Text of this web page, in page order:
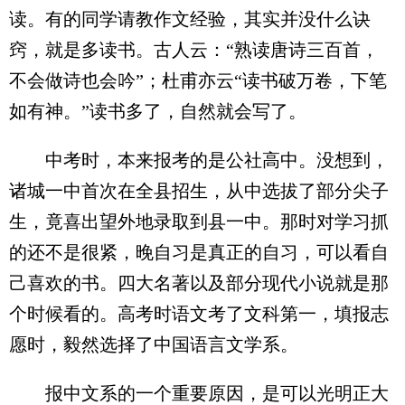
读。有的同学请教作文经验，其实并没什么诀
窍，就是多读书。古人云：“熟读唐诗三百首，
不会做诗也会吟”；杜甫亦云“读书破万卷，下笔
如有神。”读书多了，自然就会写了。
中考时，本来报考的是公社高中。没想到，
诸城一中首次在全县招生，从中选拔了部分尖子
生，竟喜出望外地录取到县一中。那时对学习抓
的还不是很紧，晚自习是真正的自习，可以看自
己喜欢的书。四大名著以及部分现代小说就是那
个时候看的。高考时语文考了文科第一，填报志
愿时，毅然选择了中国语言文学系。
报中文系的一个重要原因，是可以光明正大